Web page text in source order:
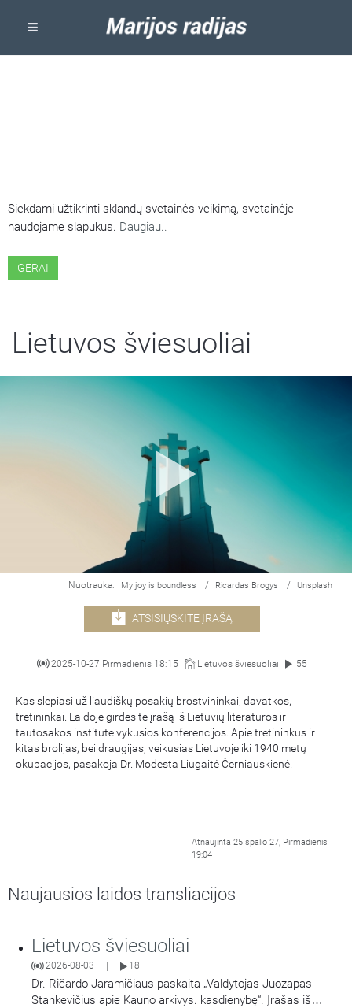
Siekdami užtikrinti sklandų svetainės veikimą, svetainėje
naudojame slapukus. Daugiau..
GERAI
Lietuvos šviesuoliai
Nuotrauka: My joy is boundless / Ricardas Brogys / Unsplash
ATSISIŲSKITE ĮRAŠĄ
2025-10-27 Pirmadienis 18:15 Lietuvos šviesuoliai 55
Kas slepiasi už liaudiškų posakių brostvininkai, davatkos,
tretininkai. Laidoje girdėsite įrašą iš Lietuvių literatūros ir
tautosakos institute vykusios konferencijos. Apie tretininkus ir
kitas brolijas, bei draugijas, veikusias Lietuvoje iki 1940 metų
okupacijos, pasakoja Dr. Modesta Liugaitė Černiauskienė.
Atnaujinta 25 spalio 27, Pirmadienis
19:04
Naujausios laidos transliacijos
Lietuvos šviesuoliai
2026-08-03 18
Dr. Ričardo Jaramičiaus paskaita „Valdytojas Juozapas
Stankevičius apie Kauno arkivys. kasdienybę“. Įrašas iš